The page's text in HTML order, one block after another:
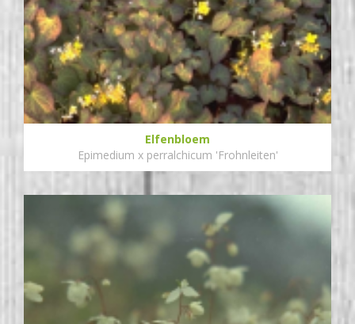
Elfenbloem
Epimedium x perralchicum 'Frohnleiten'